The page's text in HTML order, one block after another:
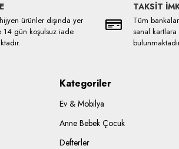
ürünler dışında yer
14 gün koşulsuz iade
TAKSİT
Tüm
sanal kartlara
Kategoriler
Ev & Mobilya
Anne Bebek Çocuk
Defterler